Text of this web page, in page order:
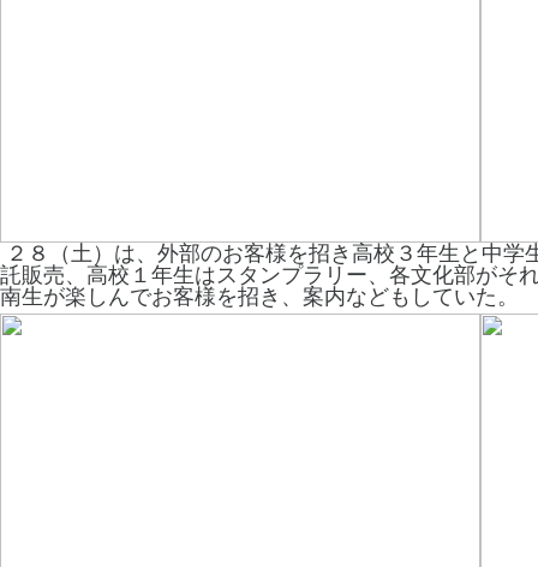
２８（土）は、外部のお客様を招き高校３年生と中
託販売、高校１年生はスタンプラリー、各文化部がそ
南生が楽しんでお客様を招き、案内などもしていた。